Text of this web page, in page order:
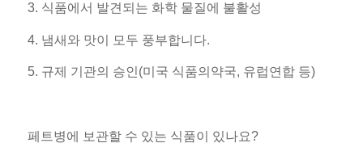
3. 식품에서 발견되는 화학 물질에 불활성
4. 냄새와 맛이 모두 풍부합니다.
5. 규제 기관의 승인(미국 식품의약국, 유럽연합 등)
페트병에 보관할 수 있는 식품이 있나요?